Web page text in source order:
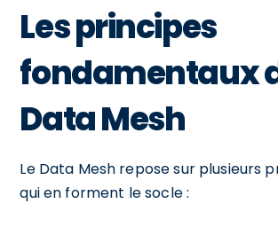
Les principes
fondamentaux
Data Mesh
Le Data Mesh repose sur plusieurs
qui en forment le socle :